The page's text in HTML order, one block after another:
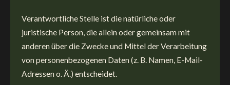
Verantwortliche Stelle ist die natürliche oder
juristische Person, die allein oder gemeinsam mit
anderen über die Zwecke und Mittel der Verarbeitung
von personenbezogenen Daten (z. B. Namen, E-Mail-
Adressen o. Ä.) entscheidet.